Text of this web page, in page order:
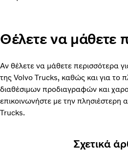
Θέλετε να μάθετε
Αν θέλετε να μάθετε περισσότερα
της Volvo Trucks, καθώς και για το
διαθέσιμων προδιαγραφών και
επικοινωνήστε με την πλησιέστερη
Trucks.
Σχετικά